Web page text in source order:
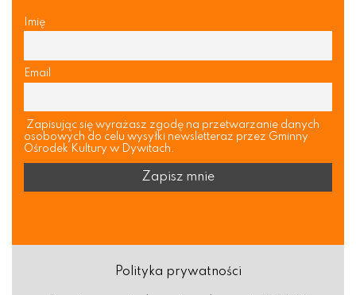
Imię
Email
Zapisując się wyrażasz zgodę na przetwarzanie danych
osobowych do celu wysyłki newsletteraz przez Gminny
Ośrodek Kultury w Dywitach.
Polityka prywatności